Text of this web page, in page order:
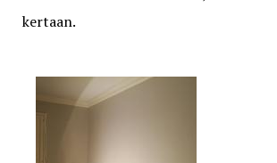
kertaan.